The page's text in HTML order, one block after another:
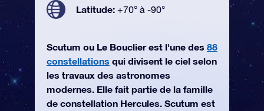
Latitude: +70° à -90°
Scutum ou Le Bouclier est l'une des 88
constellations qui divisent le ciel selon
les travaux des astronomes
modernes. Elle fait partie de la famille
de constellation Hercules. Scutum est